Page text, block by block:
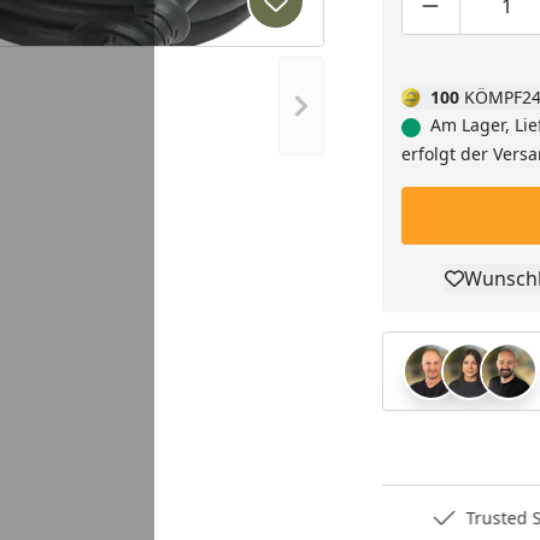
Nächstes Bild anzeigen
Produkt zur Wunschliste
100
Am Lager,
erfolgt der
Trusted